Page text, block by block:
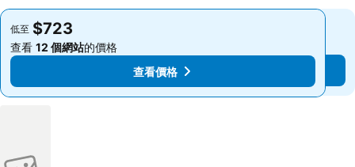
低至 $723
查看 12 個網站的價格
查看價格
低至 $723
查看 12 個網站的價格
查看價格